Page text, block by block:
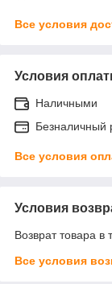
Все условия
Условия
Наличными
Безналичный
Все условия
Условия
Возврат товара в
Все условия